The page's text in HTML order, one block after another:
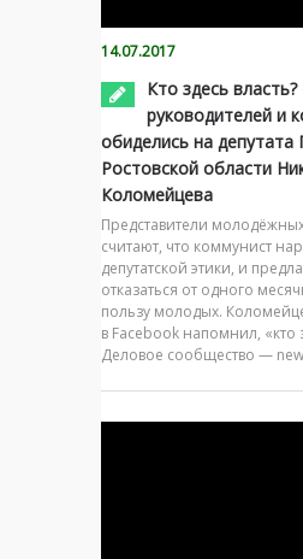
14.07.2017
Кто здесь
руководителей и
обиделись на депутата
Ростовской области
Коломейцева
Представители
считают, что коммунист
депутатской этики, и
отказаться от одного
пользу молодых.
в Facebook напомнил, «кто
Деловое сообщество —